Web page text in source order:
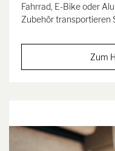
Fahrrad, E-Bike oder
Zubehör transportieren
Zum